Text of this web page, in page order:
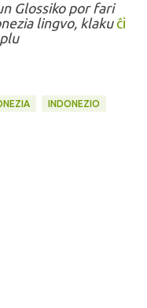
Glossiko por fari
lingvo, klaku ĉi
INDONEZIO